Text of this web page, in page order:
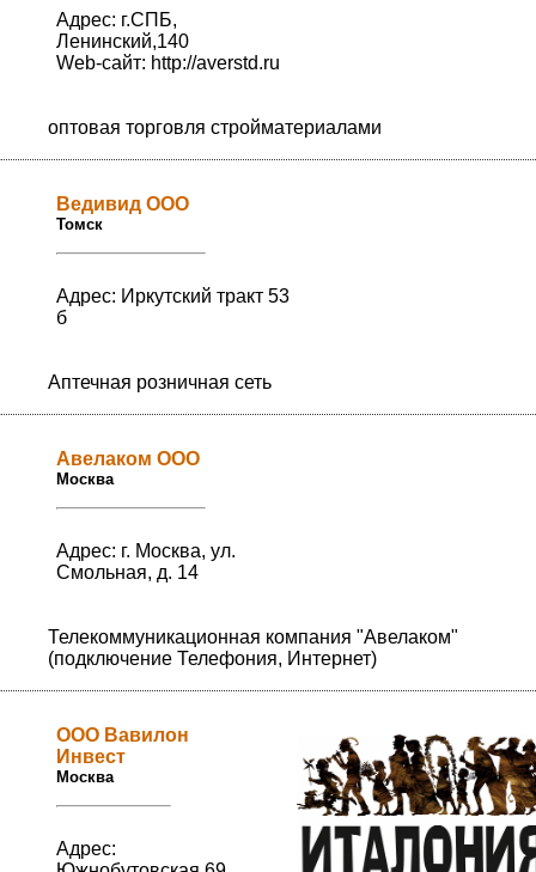
Адрес: г.СПБ,
Ленинский,140
Web-сайт: http://averstd.ru
оптовая торговля стройматериалами
Ведивид ООО
Томск
Адрес: Иркутский тракт 53
б
Аптечная розничная сеть
Авелаком ООО
Москва
Адрес: г. Москва, ул.
Смольная, д. 14
Телекоммуникационная компания "Авелаком"
(подключение Телефония, Интернет)
ООО Вавилон
Инвест
Москва
Адрес: